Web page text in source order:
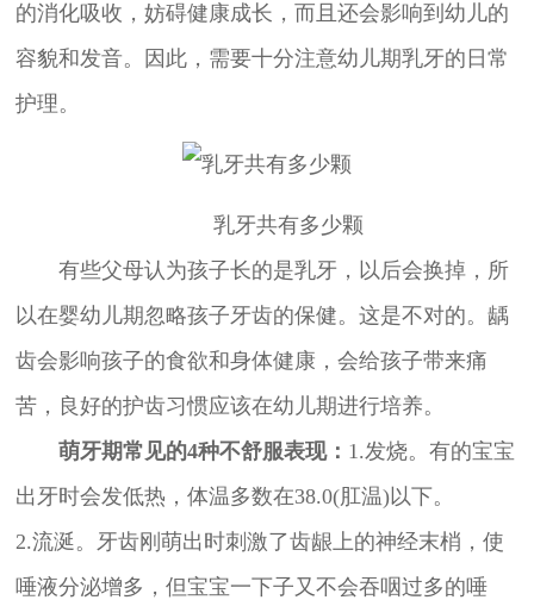
的消化吸收，妨碍健康成长，而且还会影响到幼儿的
容貌和发音。因此，需要十分注意幼儿期乳牙的日常
护理。
乳牙共有多少颗
有些父母认为孩子长的是乳牙，以后会换掉，所
以在婴幼儿期忽略孩子牙齿的保健。这是不对的。龋
齿会影响孩子的食欲和身体健康，会给孩子带来痛
苦，良好的护齿习惯应该在幼儿期进行培养。
萌牙期常见的4种不舒服表现： 1.发烧。有的宝宝
出牙时会发低热，体温多数在38.0(肛温)以下。
2.流涎。牙齿刚萌出时刺激了齿龈上的神经末梢，使
唾液分泌增多，但宝宝一下子又不会吞咽过多的唾